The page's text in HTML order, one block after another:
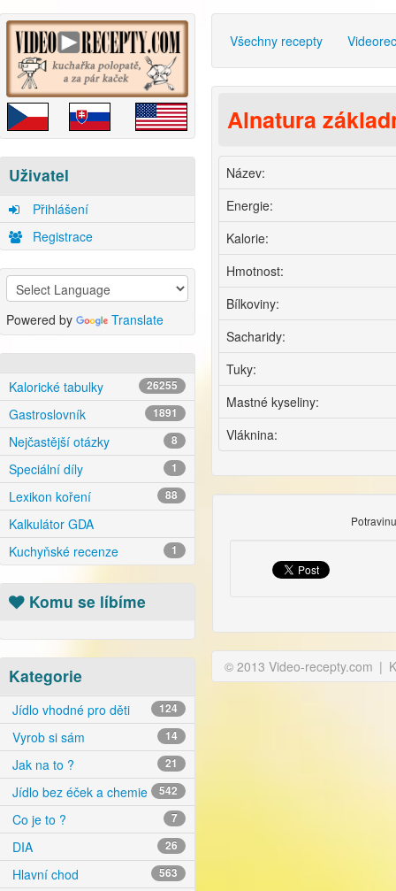
Uživatel
Přihlášení
Registrace
Powered by Translate
Kalorické tabulky 26255
Gastroslovník 1891
Nejčastější otázky 8
Speciální díly 1
Lexikon koření 88
Kalkulátor GDA
Kuchyňské recenze
1
Komu se líbíme
Kategorie
Jídlo vhodné pro děti 124
Vyrob si sám 14
Jak na to ? 21
Jídlo bez éček a chemie 542
Co je to ? 7
DIA 26
Hlavní chod 563
Všechny recepty
Alnatura
Název:
Energie:
Kalorie:
Hmotnost:
Bílkoviny:
Sacharidy:
Tuky:
Mastné kyseliny:
Vláknina:
© 2013 Video-recepty.com |